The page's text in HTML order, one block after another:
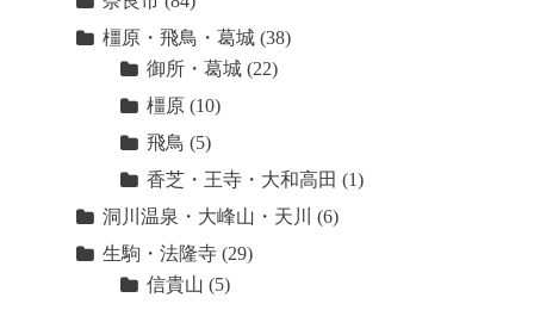
橿原・飛鳥・葛城(38)
御所・葛城(22)
橿原(10)
飛鳥 (5)
香芝・王寺・大和高田 (1)
洞川温泉・大峰山・天川
(6)
生駒・法隆寺(29)
信貴山 (5)